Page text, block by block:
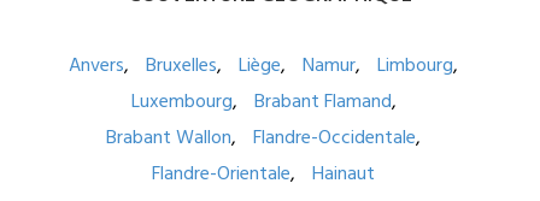
Anvers Bruxelles Liège Namur
Limbourg
Luxembourg
Brabant Flamand
Brabant Wallon
Flandre-Occidentale
Flandre-Orientale
Hainaut